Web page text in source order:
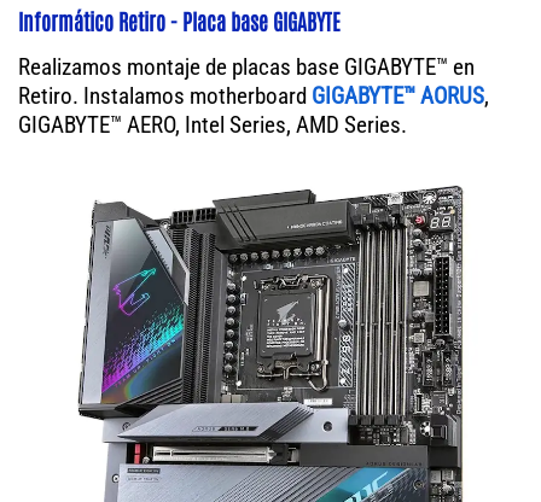
Informático Retiro - Placa base GIGABYTE
Realizamos montaje de placas base GIGABYTE™ en
Retiro. Instalamos motherboard GIGABYTE™ AORUS,
GIGABYTE™ AERO, Intel Series, AMD Series.